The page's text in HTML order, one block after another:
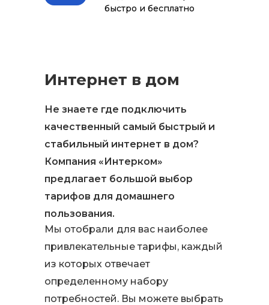
быстро и бесплатно
Интернет в дом
Не знаете где подключить
качественный самый быстрый и
стабильный интернет в дом?
Компания «Интерком»
предлагает большой выбор
тарифов для домашнего
пользования.
Мы отобрали для вас наиболее
привлекательные тарифы, каждый
из которых отвечает
определенному набору
потребностей. Вы можете выбрать